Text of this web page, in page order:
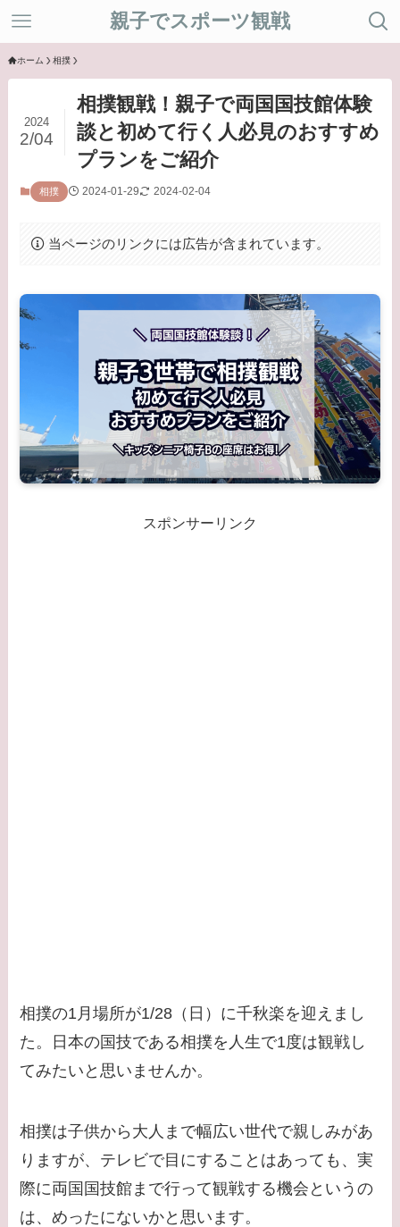
親子でスポーツ観戦
ホーム 相撲
相撲観戦！親子で両国国技館体験
談と初めて行く人必見のおすすめ
プランをご紹介
2024
2/04
相撲 2024-01-29 2024-02-04
当ページのリンクには広告が含まれています。
スポンサーリンク
相撲の1月場所が1/28（日）に千秋楽を迎えまし
た。日本の国技である相撲を人生で1度は観戦し
てみたいと思いませんか。
相撲は子供から大人まで幅広い世代で親しみがあ
りますが、テレビで目にすることはあっても、実
際に両国国技館まで行って観戦する機会というの
は、めったにないかと思います。